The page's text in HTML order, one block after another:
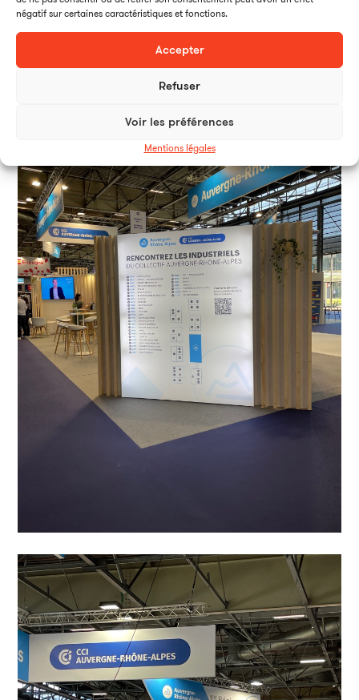
négatif sur certaines caractéristiques et fonctions.
Accepter
Refuser
Voir les préférences
Mentions légales